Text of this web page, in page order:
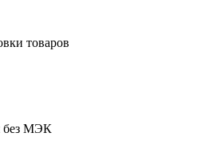
товаров
без МЭК